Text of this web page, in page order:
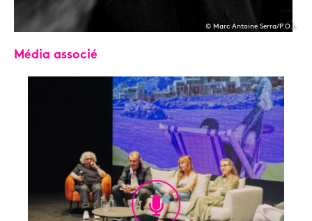
© Marc Antoine Serra/P.O.L
Média associé